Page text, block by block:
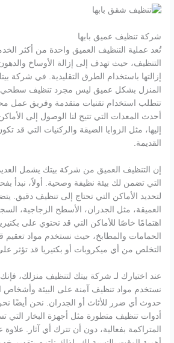
شركة تنظيف عميق بابها
تُعد عملية التنظيف العميق واحدة من أكثر
التنظيف، حيث تهدف إلى إزالة الأوساخ
إزالتها باستخدام الطرق التقليدية. في شركة
المنزل بشكل عميق ليس مجرد تنظيف سطحي،
تتطلب استخدام تقنيات متقدمة وفريق عمل
أحدث المعدات التي تتيح لنا الوصول إلى
إليها، مثل الزوايا الضيقة والركنيات التي قد
القديمة.
إن التنظيف العميق من شركة بيتك يشمل
التي تضمن لك بيئة نظيفة وصحية. أولاً، نبدأ
لتحديد الأماكن التي تحتاج إلى تنظيف دقيق.
العميقة، مثل الجدران، الأسطح الزجاجية،
اهتمامًا خاصًا للأماكن التي قد تحتوي على
الحمامات والمطابخ، حيث نستخدم مواد تعقيم
التخلص من أي ميكروبات أو بكتيريا قد تؤثر
عند اختيارك لـ شركة بيتك لتنظيف منزلك، فإنك
نستخدم مواد تنظيف آمنة على البيئة
حدوث أي ضرر للأثاث أو الجدران. نحن أيضًا
أدوات تنظيف متطورة مثل أجهزة البخار التي
المتراكمة بفعالية، دون أن تترك أي آثار.